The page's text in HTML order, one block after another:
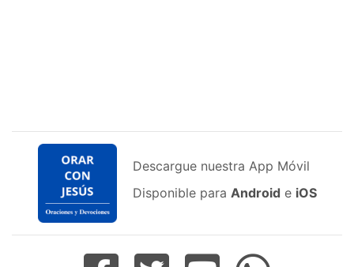
Descargue nuestra App Móvil
Disponible para Android e iOS